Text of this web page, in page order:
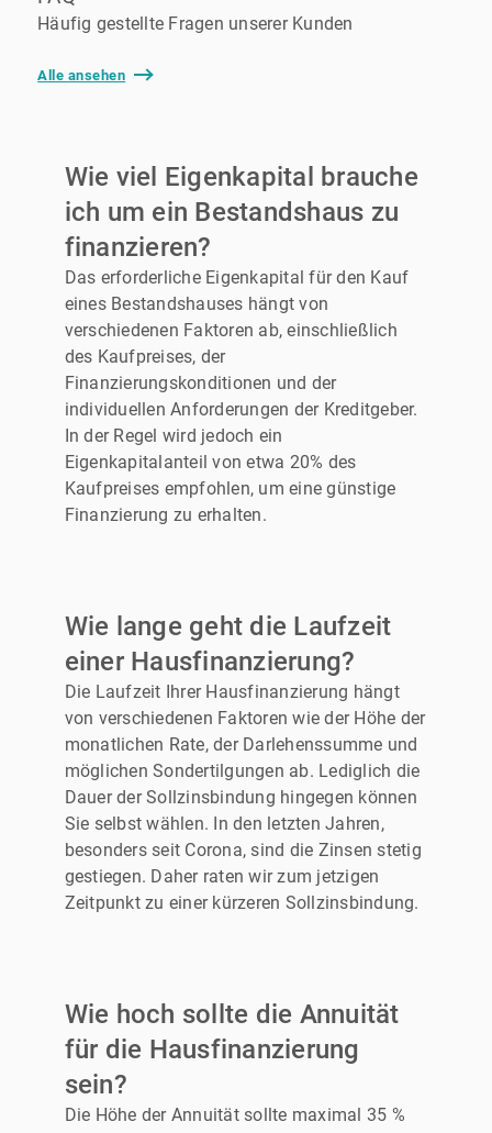
Häufig gestellte Fragen unserer Kunden
Alle ansehen
Wie viel Eigenkapital brauche
ich um ein Bestandshaus zu
finanzieren?
Das erforderliche Eigenkapital für den Kauf
eines Bestandshauses hängt von
verschiedenen Faktoren ab, einschließlich
des Kaufpreises, der
Finanzierungskonditionen und der
individuellen Anforderungen der Kreditgeber.
In der Regel wird jedoch ein
Eigenkapitalanteil von etwa 20% des
Kaufpreises empfohlen, um eine günstige
Finanzierung zu erhalten.
Wie lange geht die Laufzeit
einer Hausfinanzierung?
Die Laufzeit Ihrer Hausfinanzierung hängt
von verschiedenen Faktoren wie der Höhe der
monatlichen Rate, der Darlehenssumme und
möglichen Sondertilgungen ab. Lediglich die
Dauer der Sollzinsbindung hingegen können
Sie selbst wählen. In den letzten Jahren,
besonders seit Corona, sind die Zinsen stetig
gestiegen. Daher raten wir zum jetzigen
Zeitpunkt zu einer kürzeren Sollzinsbindung.
Wie hoch sollte die Annuität
für die Hausfinanzierung
sein?
Die Höhe der Annuität sollte maximal 35 %